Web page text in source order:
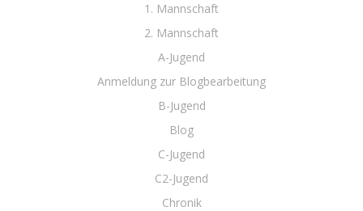
1. Mannschaft
2. Mannschaft
A-Jugend
Anmeldung zur Blogbearbeitung
B-Jugend
Blog
C-Jugend
C2-Jugend
Chronik